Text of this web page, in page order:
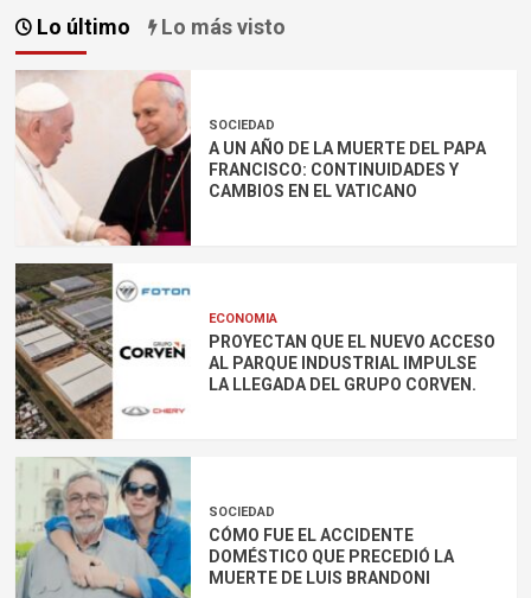
Lo último Lo más visto
SOCIEDAD
A UN AÑO DE LA MUERTE DEL PAPA
FRANCISCO: CONTINUIDADES Y
CAMBIOS EN EL VATICANO
ECONOMIA
PROYECTAN QUE EL NUEVO ACCESO
AL PARQUE INDUSTRIAL IMPULSE
LA LLEGADA DEL GRUPO CORVEN.
SOCIEDAD
CÓMO FUE EL ACCIDENTE
DOMÉSTICO QUE PRECEDIÓ LA
MUERTE DE LUIS BRANDONI